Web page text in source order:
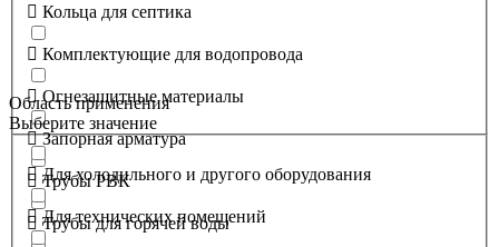
Кольца для септика
Комплектующие для водопровода
Огнезащитные материалы
Запорная арматура
Трубы РВК
Трубы для горячей воды
Область применения
Выберите значение
Для холодильного и другого оборудования
Для технических помещений